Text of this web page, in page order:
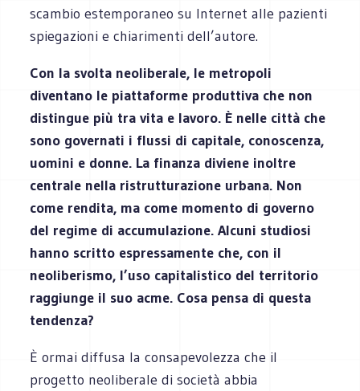
scambio estemporaneo su Internet alle pazienti
spiegazioni e chiarimenti dell’autore.
Con la svolta neoliberale, le metropoli
diventano le piattaforme produttiva che non
distingue più tra vita e lavoro. È nelle città che
sono governati i flussi di capitale, conoscenza,
uomini e donne. La finanza diviene inoltre
centrale nella ristrutturazione urbana. Non
come rendita, ma come momento di governo
del regime di accumulazione. Alcuni studiosi
hanno scritto espressamente che, con il
neoliberismo, l’uso capitalistico del territorio
raggiunge il suo acme. Cosa pensa di questa
tendenza?
È ormai diffusa la consapevolezza che il
progetto neoliberale di società abbia